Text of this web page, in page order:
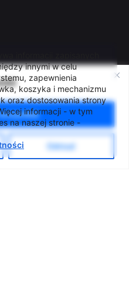
innymi w celu
zapewnienia
koszyka i mechanizmu
oraz dostosowania strony
informacji - w tym
na naszej stronie -
Odrzuć